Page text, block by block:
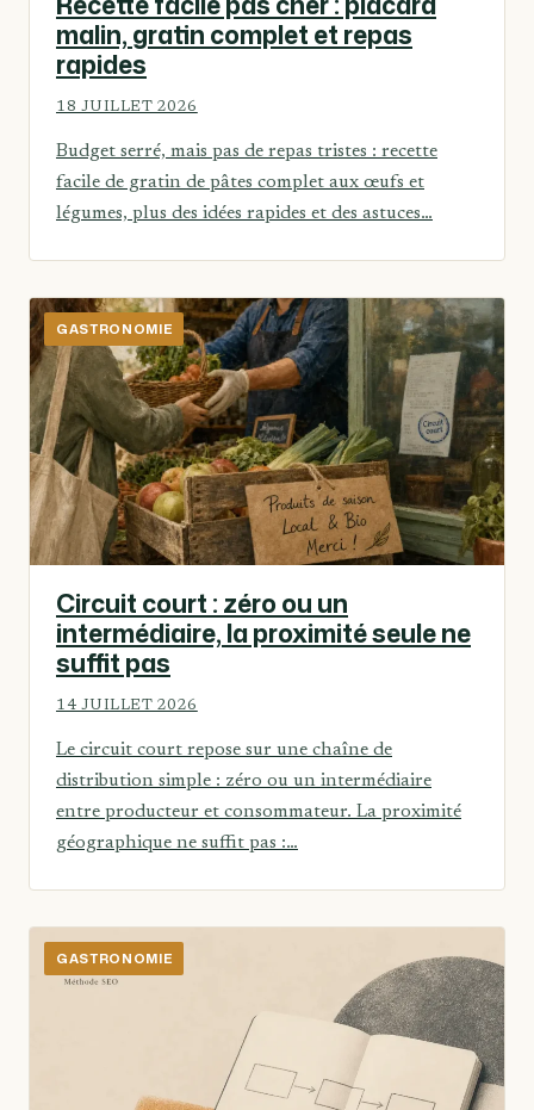
malin, gratin complet et repas
rapides
18 JUILLET 2026
Budget serré, mais pas de repas tristes : recette
facile de gratin de pâtes complet aux œufs et
légumes, plus des idées rapides et des astuces…
GASTRONOMIE
Circuit court : zéro ou un
intermédiaire, la proximité seule ne
suffit pas
14 JUILLET 2026
Le circuit court repose sur une chaîne de
distribution simple : zéro ou un intermédiaire
entre producteur et consommateur. La proximité
géographique ne suffit pas :…
GASTRONOMIE